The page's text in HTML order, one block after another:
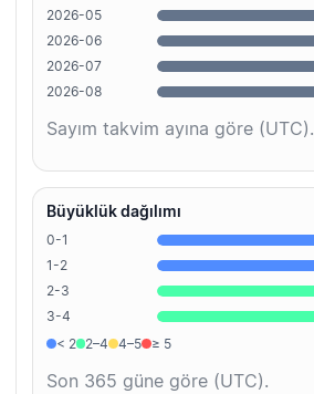
2026-05
2026-06
2026-07
2026-08
Sayım takvim ayına göre (UTC).
Büyüklük dağılımı
0-1
1-2
2-3
3-4
< 2
2–4 4–5 ≥ 5
Son 365 güne göre (UTC).